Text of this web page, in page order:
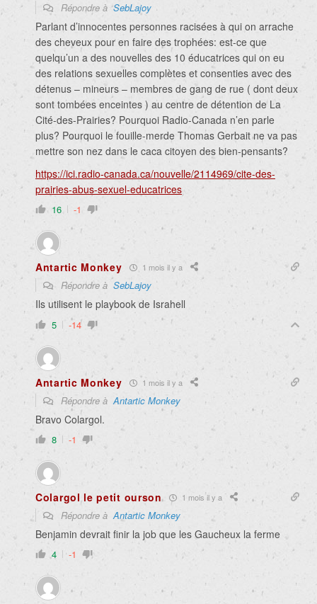
Répondre àSebLajoy
Parlant d’innocentes personnes racisées à qui on arrache
des cheveux pour en faire des trophées: est-ce que
quelqu’un a des nouvelles des 10 éducatrices qui on eu
des relations sexuelles complètes et consenties avec des
détenus – mineurs – membres de gang de rue ( dont deux
sont tombées enceintes ) au centre de détention de La
Cité-des-Prairies? Pourquoi Radio-Canada n’en parle
plus? Pourquoi le fouille-merde Thomas Gerbait ne va pas
mettre son nez dans le caca citoyen des bien-pensants?
https://ici.radio-canada.ca/nouvelle/2114969/cite-des-
prairies-abus-sexuel-educatrices
16 -1
Antartic Monkey 1 mois il y a
Répondre à SebLajoy
Ils utilisent le playbook de Israhell
5 -14
Antartic Monkey 1 mois il y a
Répondre àAntartic Monkey
Bravo Colargol.
8 -1
Colargol le petit ourson 1 mois il y a
Répondre àAntartic Monkey
Benjamin devrait finir la job que les Gaucheux la ferme
4 -1